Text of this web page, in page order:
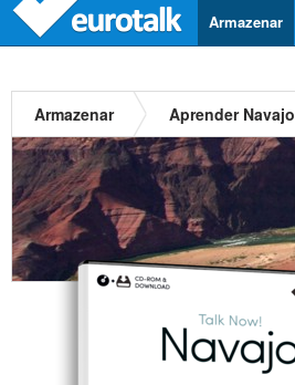
Armazenar
Armazenar Aprender Navajo